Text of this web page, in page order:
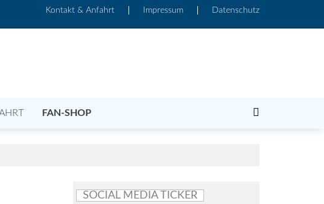
Kontakt & Anfahrt Impressum Datenschutz
FAN-SHOP
SOCIAL MEDIA TICKER